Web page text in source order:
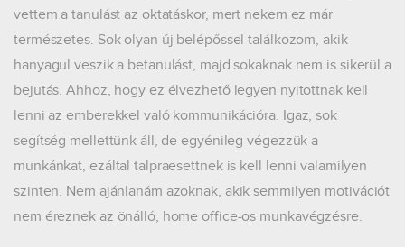
vettem a tanulást az oktatáskor, mert nekem ez már
természetes. Sok olyan új belépőssel találkozom, akik
hanyagul veszik a betanulást, majd sokaknak nem is sikerül a
bejutás. Ahhoz, hogy ez élvezhető legyen nyitottnak kell
lenni az emberekkel való kommunikációra. Igaz, sok
segítség mellettünk áll, de egyénileg végezzük a
munkánkat, ezáltal talpraesettnek is kell lenni valamilyen
szinten. Nem ajánlanám azoknak, akik semmilyen motivációt
nem éreznek az önálló, home office-os munkavégzésre.